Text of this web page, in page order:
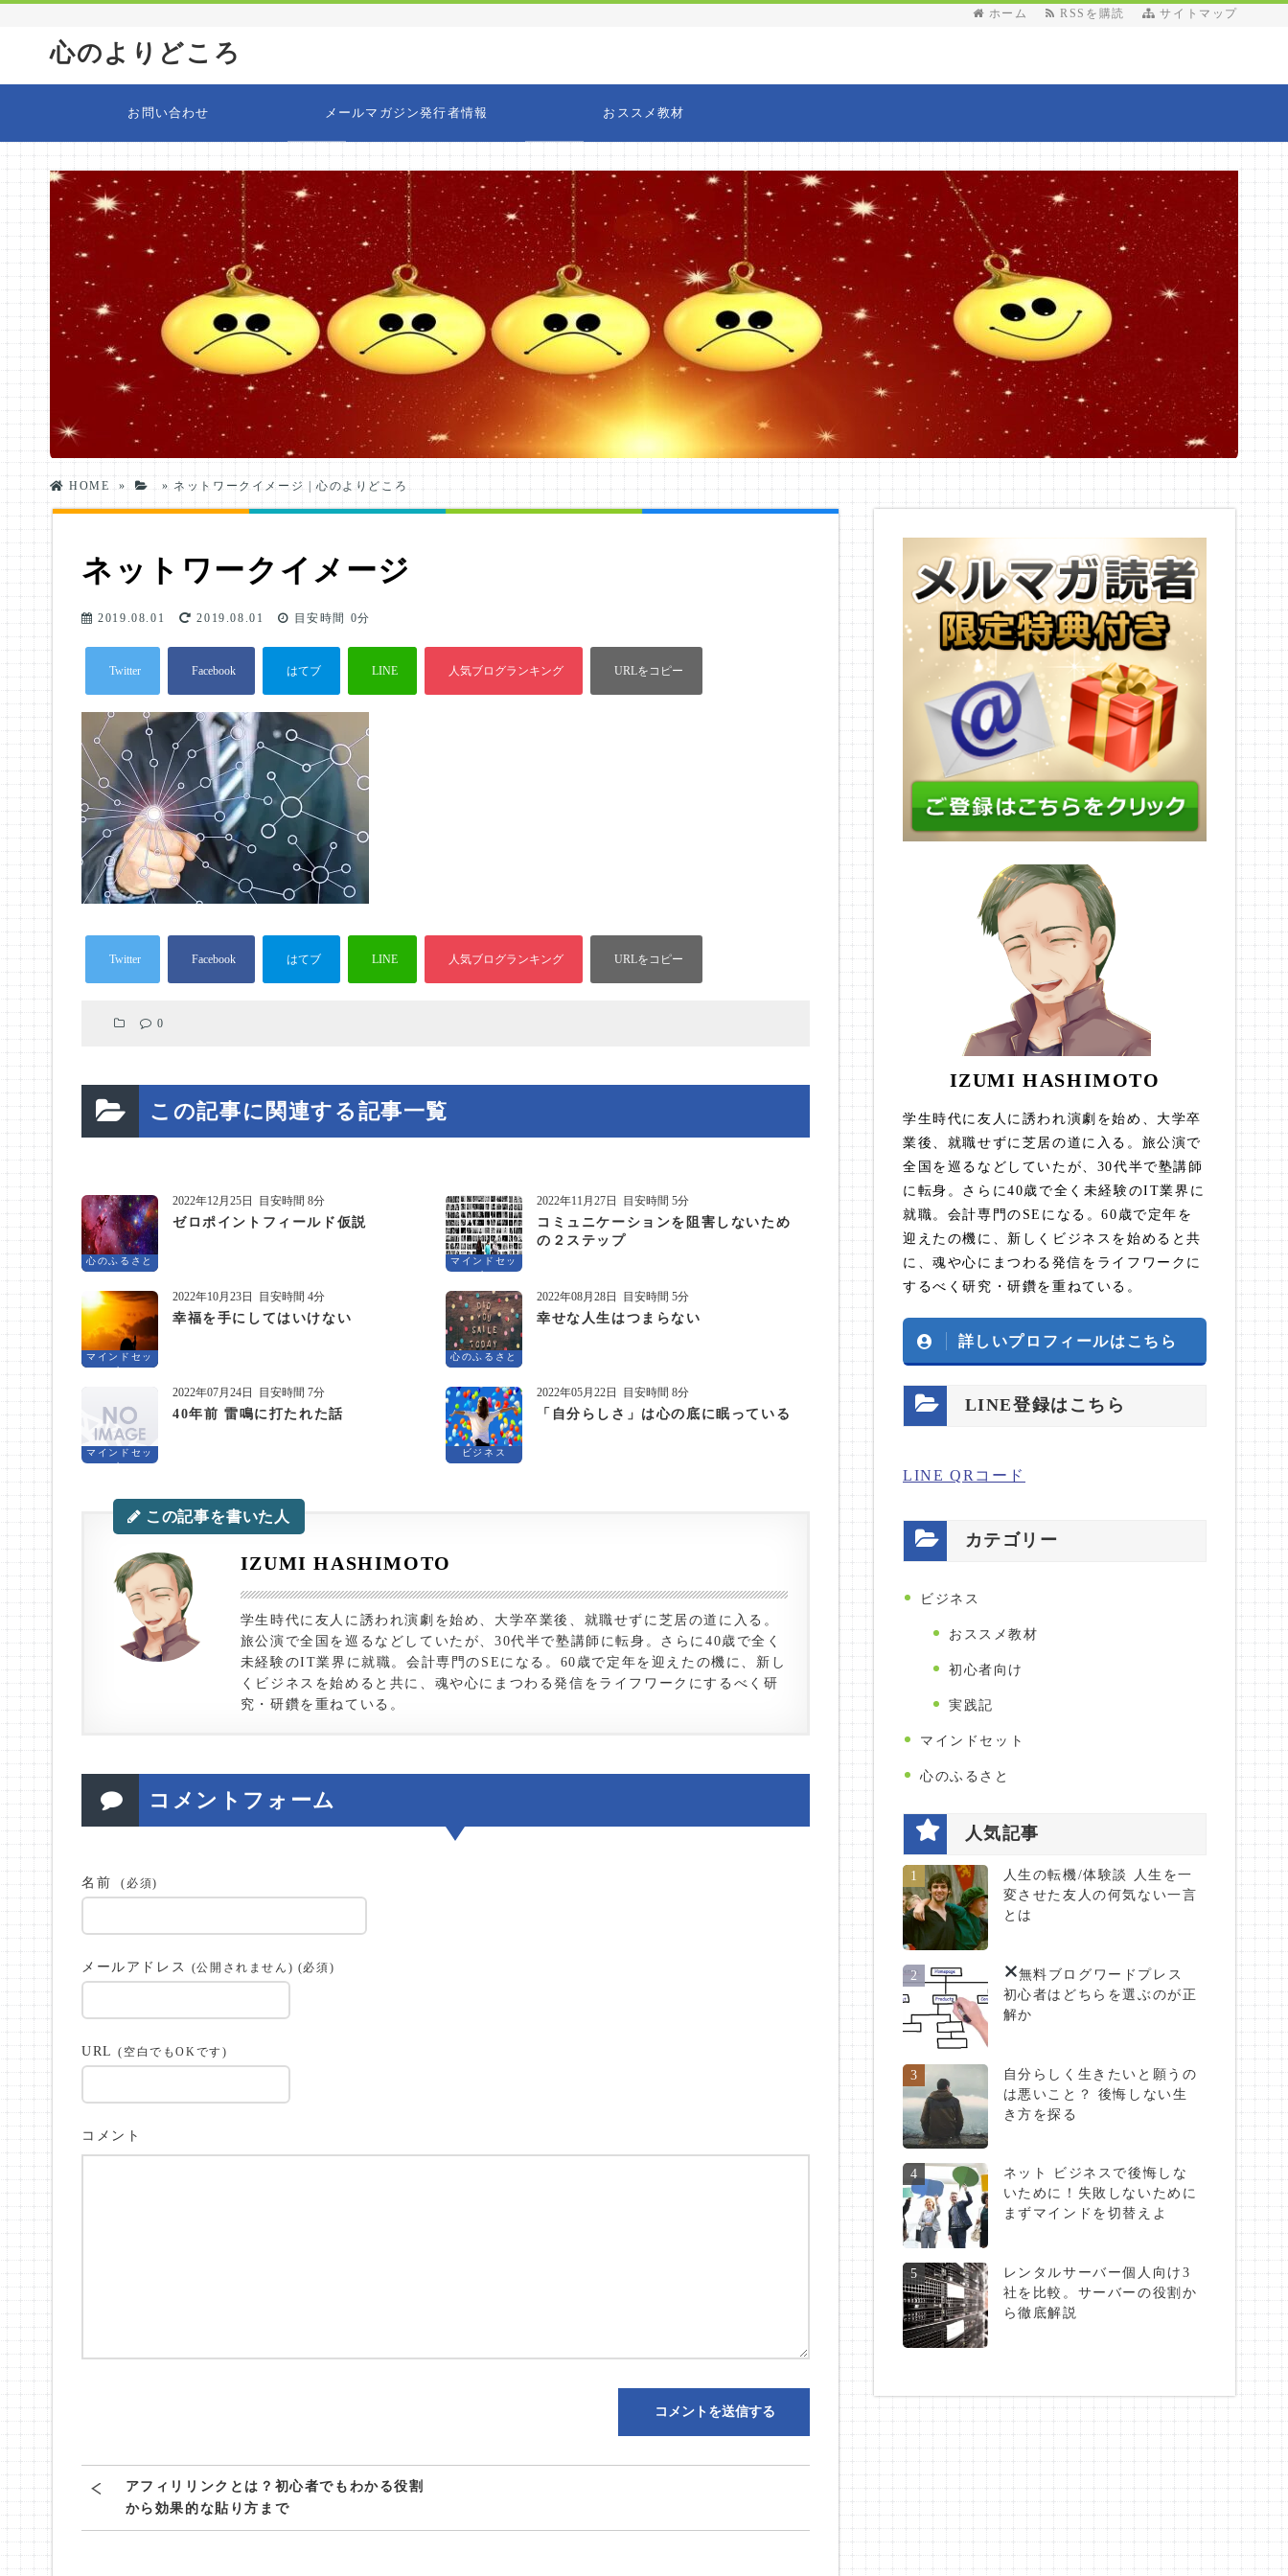
サイトマップ
RSSを購読
ホーム
心のよりどころ
お問い合わせ メールマガジン発行者情報 おススメ教材
HOME » » ネットワークイメージ | 心のよりどころ
ネットワークイメージ
2019.08.01 2019.08.01 目安時間 0分
0
この記事に関連する記事一覧
心のふるさと
2022年12月25日 目安時間 8分
ゼロポイントフィールド仮説
マインドセッ
ト
2022年11月27日 目安時間 5分
コミュニケーションを阻害しないため
の２ステップ
マインドセッ
ト
2022年10月23日 目安時間 4分
幸福を手にしてはいけない
心のふるさと
2022年08月28日 目安時間 5分
幸せな人生はつまらない
マインドセッ
ト
2022年07月24日 目安時間 7分
40年前 雷鳴に打たれた話
ビジネス
2022年05月22日 目安時間 8分
「自分らしさ」は心の底に眠っている
この記事を書いた人
IZUMI HASHIMOTO
学生時代に友人に誘われ演劇を始め、大学卒業後、就職せずに芝居の道に入る。
旅公演で全国を巡るなどしていたが、30代半で塾講師に転身。さらに40歳で全く
未経験のIT業界に就職。会計専門のSEになる。60歳で定年を迎えたの機に、新し
くビジネスを始めると共に、魂や心にまつわる発信をライフワークにするべく研
究・研鑽を重ねている。
コメントフォーム
名前 (必須)
メールアドレス (公開されません) (必須)
URL(空白でもOKです)
コメント
アフィリリンクとは？初心者でもわかる役割
から効果的な貼り方まで
IZUMI HASHIMOTO
学生時代に友人に誘われ演劇を始め、大学卒
業後、就職せずに芝居の道に入る。旅公演で
全国を巡るなどしていたが、30代半で塾講師
に転身。さらに40歳で全く未経験のIT業界に
就職。会計専門のSEになる。60歳で定年を
迎えたの機に、新しくビジネスを始めると共
に、魂や心にまつわる発信をライフワークに
するべく研究・研鑽を重ねている。
詳しいプロフィールはこちら
LINE登録はこちら
LINE QRコード
カテゴリー
ビジネス
おススメ教材
初心者向け
実践記
マインドセット
心のふるさと
人気記事
1
人生の転機/体験談 人生を一
変させた友人の何気ない一言
とは
2 無料ブログ ワードプレス
初心者はどちらを選ぶのが正
解か
3
自分らしく生きたいと願うの
は悪いこと？ 後悔しない生
き方を探る
4
ネット ビジネスで後悔しな
いために！失敗しないために
まずマインドを切替えよ
5
レンタルサーバー個人向け3
社を比較。サーバーの役割か
ら徹底解説